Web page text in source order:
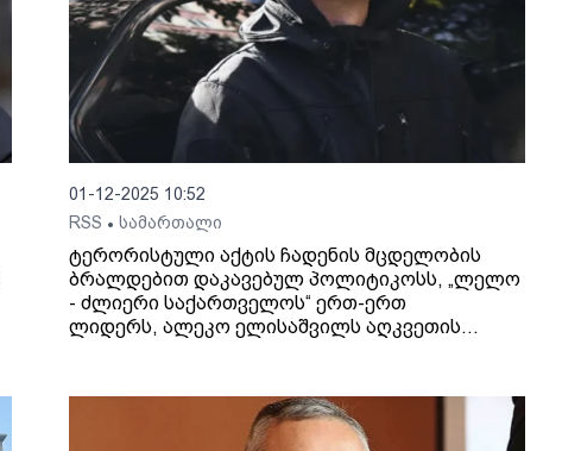
01-12-2025 10:52
RSS • სამართალი
ტერორისტული აქტის ჩადენის მცდელობის
ბრალდებით დაკავებულ პოლიტიკოსს, „ლელო
- ძლიერი საქართველოს“ ერთ-ერთ
ლიდერს, ალეკო ელისაშვილს აღკვეთის
საქალაქო სასამართლოს მოსამართლე ლელა
მარიდაშვილმა მიიღო.